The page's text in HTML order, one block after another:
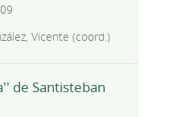
Vicente (coord.)
de Santisteban